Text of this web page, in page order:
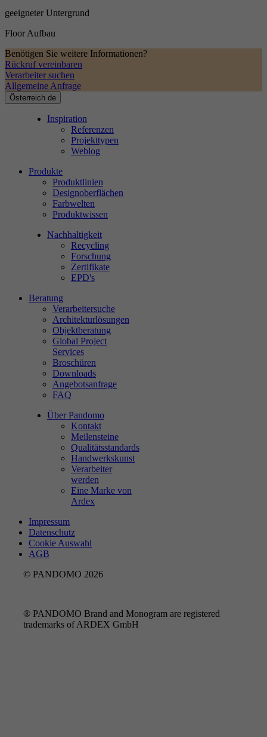
geeigneter Untergrund
Floor Aufbau
Benötigen Sie weitere Informationen?
Rückruf vereinbaren
Verarbeiter suchen
Allgemeine Anfrage
Österreich de
Inspiration
Referenzen
Projekttypen
Weblog
Produkte
Produktlinien
Designoberflächen
Farbwelten
Produktwissen
Nachhaltigkeit
Recycling
Forschung
Zertifikate
EPD's
Beratung
Verarbeitersuche
Architekturlösungen
Objektberatung
Global Project
Services
Broschüren
Downloads
Angebotsanfrage
FAQ
Über Pandomo
Kontakt
Meilensteine
Qualitätsstandards
Handwerkskunst
Verarbeiter
werden
Eine Marke von
Ardex
Impressum
Datenschutz
Cookie Auswahl
AGB
© PANDOMO 2026
® PANDOMO Brand and Monogram are registered
trademarks of ARDEX GmbH